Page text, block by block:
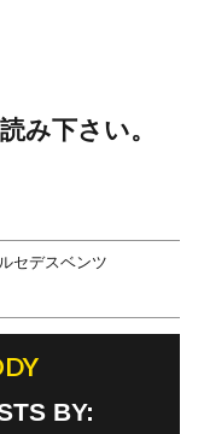
み下さい。
セデスベンツ
BY: